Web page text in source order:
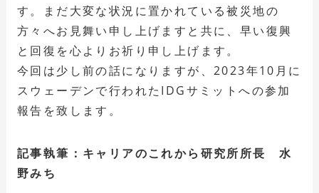
す。まだ大変な状況に置かれている被災地の
方々へお見舞い申し上げますと共に、早い復興
と回復を心よりお祈り申し上げます。
今回は少し前の話になりますが、2023年10月に
スウェーデンで行われたIDGサミットへの参加
報告を致します。
記事執筆：キャリアのこれから研究所所長 水
野みち